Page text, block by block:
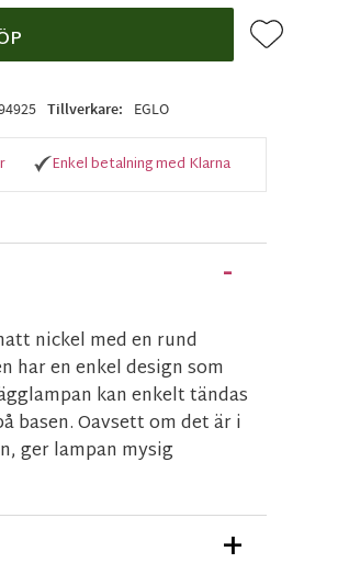
Lägg till i
Tillverkare EGLO
Enkel betalning med Klarna
nickel med en rund
har en enkel design som
kan enkelt tändas
basen. Oavsett om det är i
ger lampan mysig